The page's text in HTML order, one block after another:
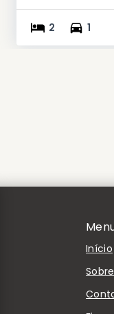
2 1
Início
Sobre